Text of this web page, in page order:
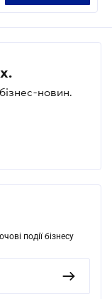
новин.
події бізнесу